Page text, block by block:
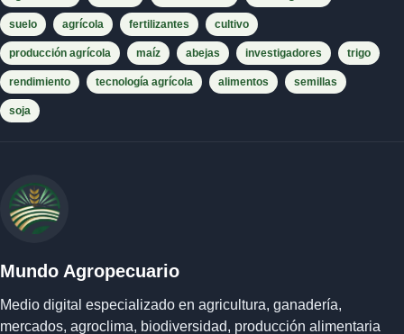
suelo agrícola fertilizantes cultivo
producción agrícola maíz abejas investigadores trigo
rendimiento tecnología agrícola alimentos semillas
soja
Mundo Agropecuario
Medio digital especializado en agricultura, ganadería,
mercados, agroclima, biodiversidad, producción alimentaria